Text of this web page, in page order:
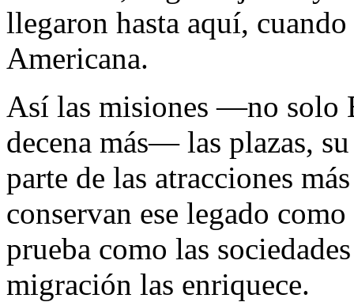
llegaron hasta aquí,
Americana.
Así las misiones —no solo
decena más— las plazas,
parte de las atracciones
conservan ese legado
prueba como las
migración las enriquece.